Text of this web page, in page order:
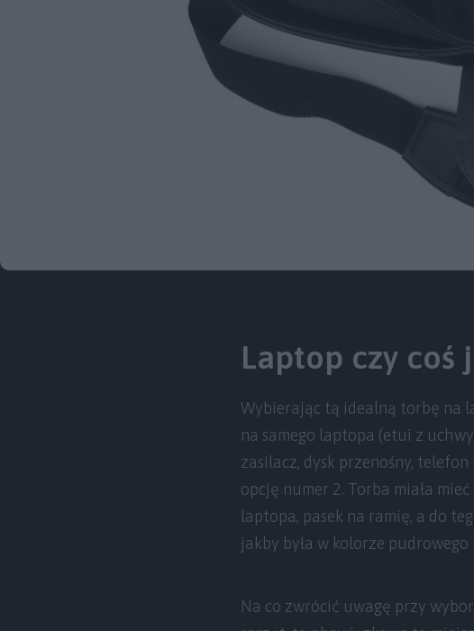
Laptop czy coś
Wybierając tą idealną torbę na
na samego laptopa (etui z
zasilacz, dysk przenośny,
opcję numer 2. Torba miała
laptopa, pasek na ramię, a do
jakby była w kolorze
Na co zwrócić uwagę przy